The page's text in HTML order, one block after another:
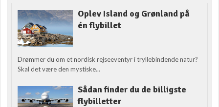
Oplev Island og Grønland på
én flybillet
Drømmer du om et nordisk rejseeventyr i tryllebindende natur?
Skal det være den mystiske...
Sådan finder du de billigste
flybilletter